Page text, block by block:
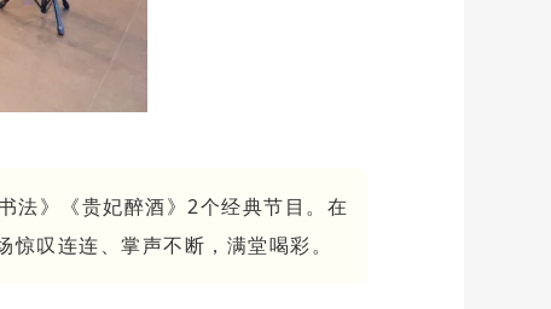
法》《贵妃醉酒》2个经典节目。在
叹连连、掌声不断，满堂喝彩。